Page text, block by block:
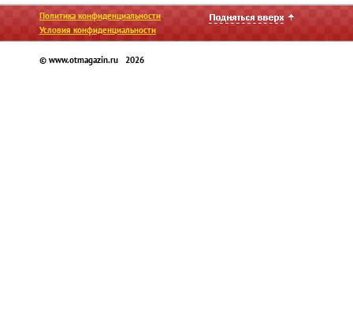
Политика конфиденциальности
Условия конфиденциальности
© www.otmagazin.ru 2026